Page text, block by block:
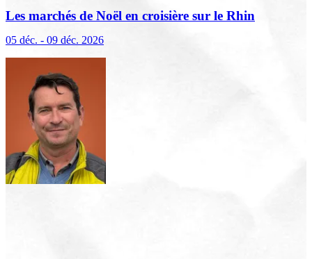
Les marchés de Noël en croisière sur le Rhin
05 déc. - 09 déc. 2026